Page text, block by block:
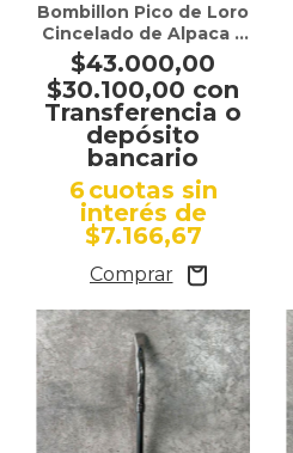
Bombillon Pico de Loro
Cincelado de Alpaca y
Bronce
$43.000,00
$30.100,00 con
Transferencia o
depósito
bancario
6cuotas sin
interés de
$7.166,67